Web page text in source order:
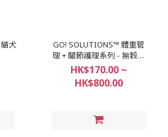
犬
GO! SOLUTIONS™ 體重管
理 + 關節護理系列 - 無穀物
雞肉 全犬糧配方 3.5/12/22lb
HK$170.00 ~
HK$800.00